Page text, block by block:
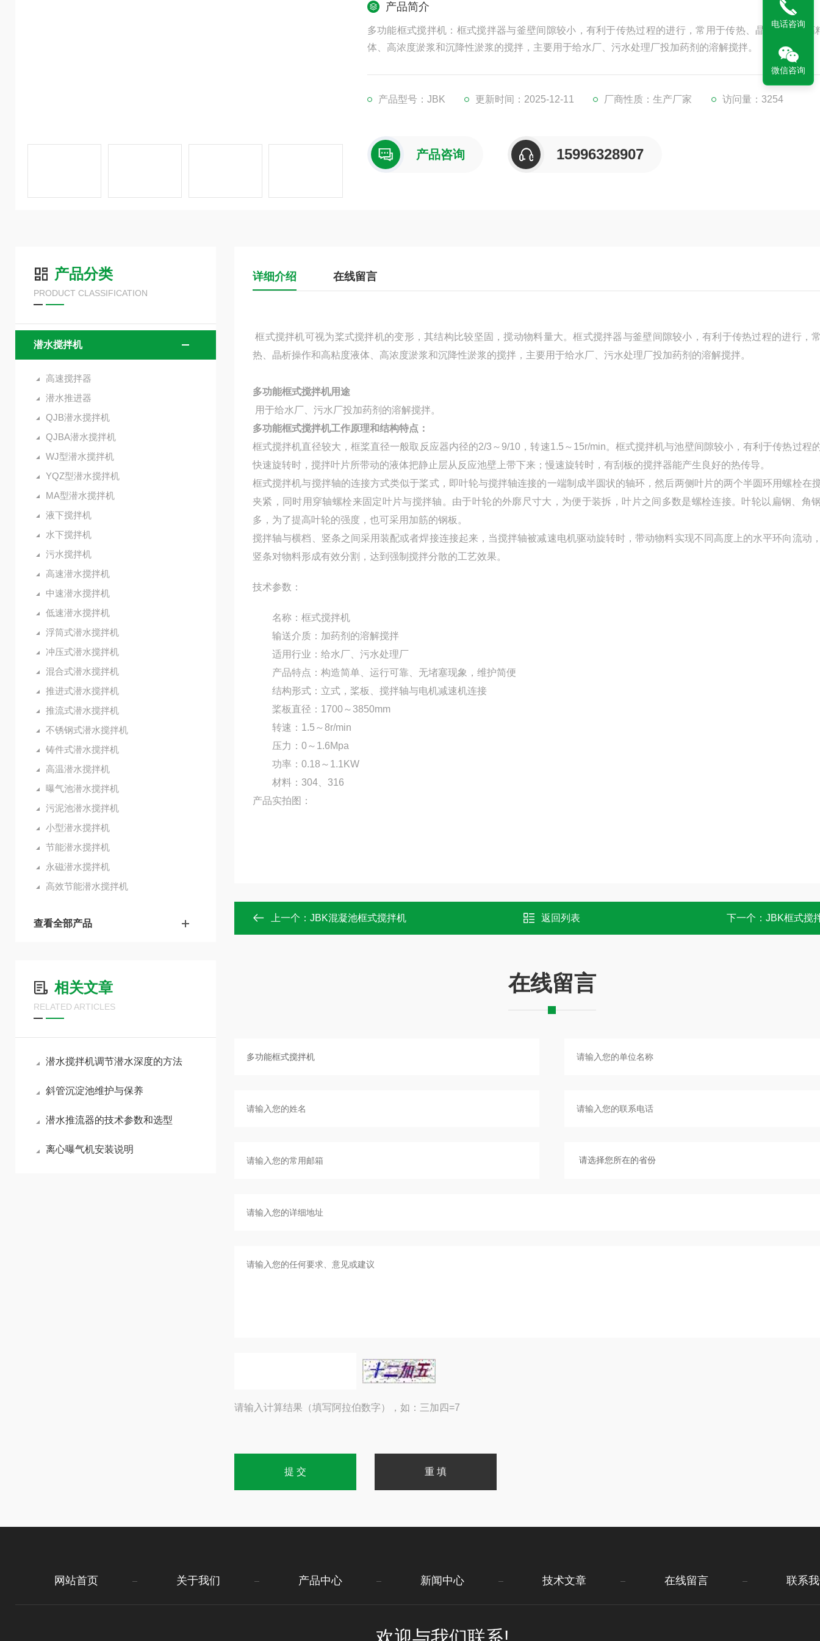
产品简介
多功能框式搅拌机：框式搅拌器与釜壁间隙较小，有利于传热过程的进行，常用于传热、晶析操作和高
体、高浓度淤浆和沉降性淤浆的搅拌，主要用于给水厂、污水处理厂投加药剂的溶解搅拌。
产品型号：JBK 更新时间：2025-12-11 厂商性质：生产厂家 访问量：3254
产品咨询 15996328907
产品分类
PRODUCT CLASSIFICATION
潜水搅拌机
高速搅拌器
潜水推进器
QJB潜水搅拌机
QJBA潜水搅拌机
WJ型潜水搅拌机
YQZ型潜水搅拌机
MA型潜水搅拌机
液下搅拌机
水下搅拌机
污水搅拌机
高速潜水搅拌机
中速潜水搅拌机
低速潜水搅拌机
浮筒式潜水搅拌机
冲压式潜水搅拌机
混合式潜水搅拌机
推进式潜水搅拌机
推流式潜水搅拌机
不锈钢式潜水搅拌机
铸件式潜水搅拌机
高温潜水搅拌机
曝气池潜水搅拌机
污泥池潜水搅拌机
小型潜水搅拌机
节能潜水搅拌机
永磁潜水搅拌机
高效节能潜水搅拌机
查看全部产品
相关文章
RELATED ARTICLES
潜水搅拌机调节潜水深度的方法
斜管沉淀池维护与保养
潜水推流器的技术参数和选型
离心曝气机安装说明
详细介绍 在线留言
框式搅拌机可视为桨式搅拌机的变形，其结构比较坚固，搅动物料量大。框式搅拌器与釜壁间隙较小，有利于传热过程的进行，
热、晶析操作和高粘度液体、高浓度淤浆和沉降性淤浆的搅拌，主要用于给水厂、污水处理厂投加药剂的溶解搅拌。
多功能框式搅拌机用途
用于给水厂、污水厂投加药剂的溶解搅拌。
多功能框式搅拌机工作原理和结构特点：
框式搅拌机直径较大，框桨直径一般取反应器内径的2/3～9/10，转速1.5～15r/min。框式搅拌机与池壁间隙较小，有利于传热过程
快速旋转时，搅拌叶片所带动的液体把静止层从反应池壁上带下来；慢速旋转时，有刮板的搅拌器能产生良好的热传导。
框式搅拌机与搅拌轴的连接方式类似于桨式，即叶轮与搅拌轴连接的一端制成半圆状的轴环，然后两侧叶片的两个半圆环用螺栓在
夹紧，同时用穿轴螺栓来固定叶片与搅拌轴。由于叶轮的外廓尺寸大，为便于装拆，叶片之间多数是螺栓连接。叶轮以扁钢、角
多，为了提高叶轮的强度，也可采用加筋的钢板。
搅拌轴与横档、竖条之间采用装配或者焊接连接起来，当搅拌轴被减速电机驱动旋转时，带动物料实现不同高度上的水平环向流动
竖条对物料形成有效分割，达到强制搅拌分散的工艺效果。
技术参数：
名称： 框式搅拌机
输送介质： 加药剂的溶解搅拌
适用行业： 给水厂、污水处理厂
产品特点： 构造简单、运行可靠、无堵塞现象，维护简便
结构形式： 立式，桨板、搅拌轴与电机减速机连接
桨板直径： 1700～3850mm
转速： 1.5～8r/min
压力： 0～1.6Mpa
功率： 0.18～1.1KW
材料： 304、316
产品实拍图：
上一个： JBK混凝池框式搅拌机 返回列表 下一个： JBK框式搅
在线留言
请输入计算结果（填写阿拉伯数字），如：三加四=7
网站首页 关于我们 产品中心 新闻中心 技术文章 在线留言 联系
电话咨询
微信咨询